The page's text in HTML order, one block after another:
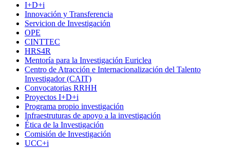
I+D+i
Innovación y Transferencia
Servicion de Investigación
OPE
CINTTEC
HRS4R
Mentoría para la Investigación Euriclea
Centro de Atracción e Internacionalización del Talento
Investigador (CAIT)
Convocatorias RRHH
Proyectos I+D+i
Programa propio investigación
Infraestruturas de apoyo a la investigación
Ética de la Investigación
Comisión de Investigación
UCC+i